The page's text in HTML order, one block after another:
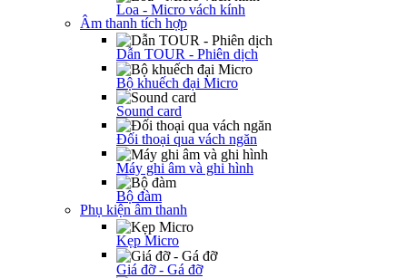
Loa - Micro vách kính
Âm thanh tích hợp
Dẫn TOUR - Phiên dịch
Bộ khuếch đại Micro
Sound card
Đối thoại qua vách ngăn
Máy ghi âm và ghi hình
Bộ đàm
Phụ kiện âm thanh
Kẹp Micro
Giá đỡ - Gá đỡ